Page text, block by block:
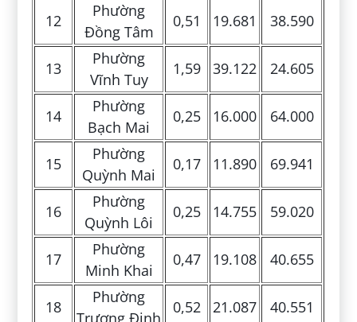
12
Phường
Đồng Tâm
0,51 19.681 38.590
13
Phường
Vĩnh Tuy
1,59 39.122 24.605
14
Phường
Bạch Mai
0,25 16.000 64.000
15
Phường
Quỳnh Mai
0,17 11.890 69.941
16
Phường
Quỳnh Lôi
0,25 14.755 59.020
17
Phường
Minh Khai
0,47 19.108 40.655
18
Phường
0,52 21.087 40.551